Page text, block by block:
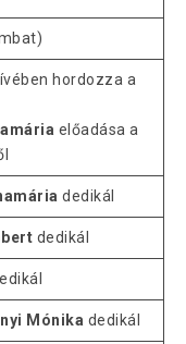
hordozza a
előadása a
dedikál
dedikál
Mónika dedikál